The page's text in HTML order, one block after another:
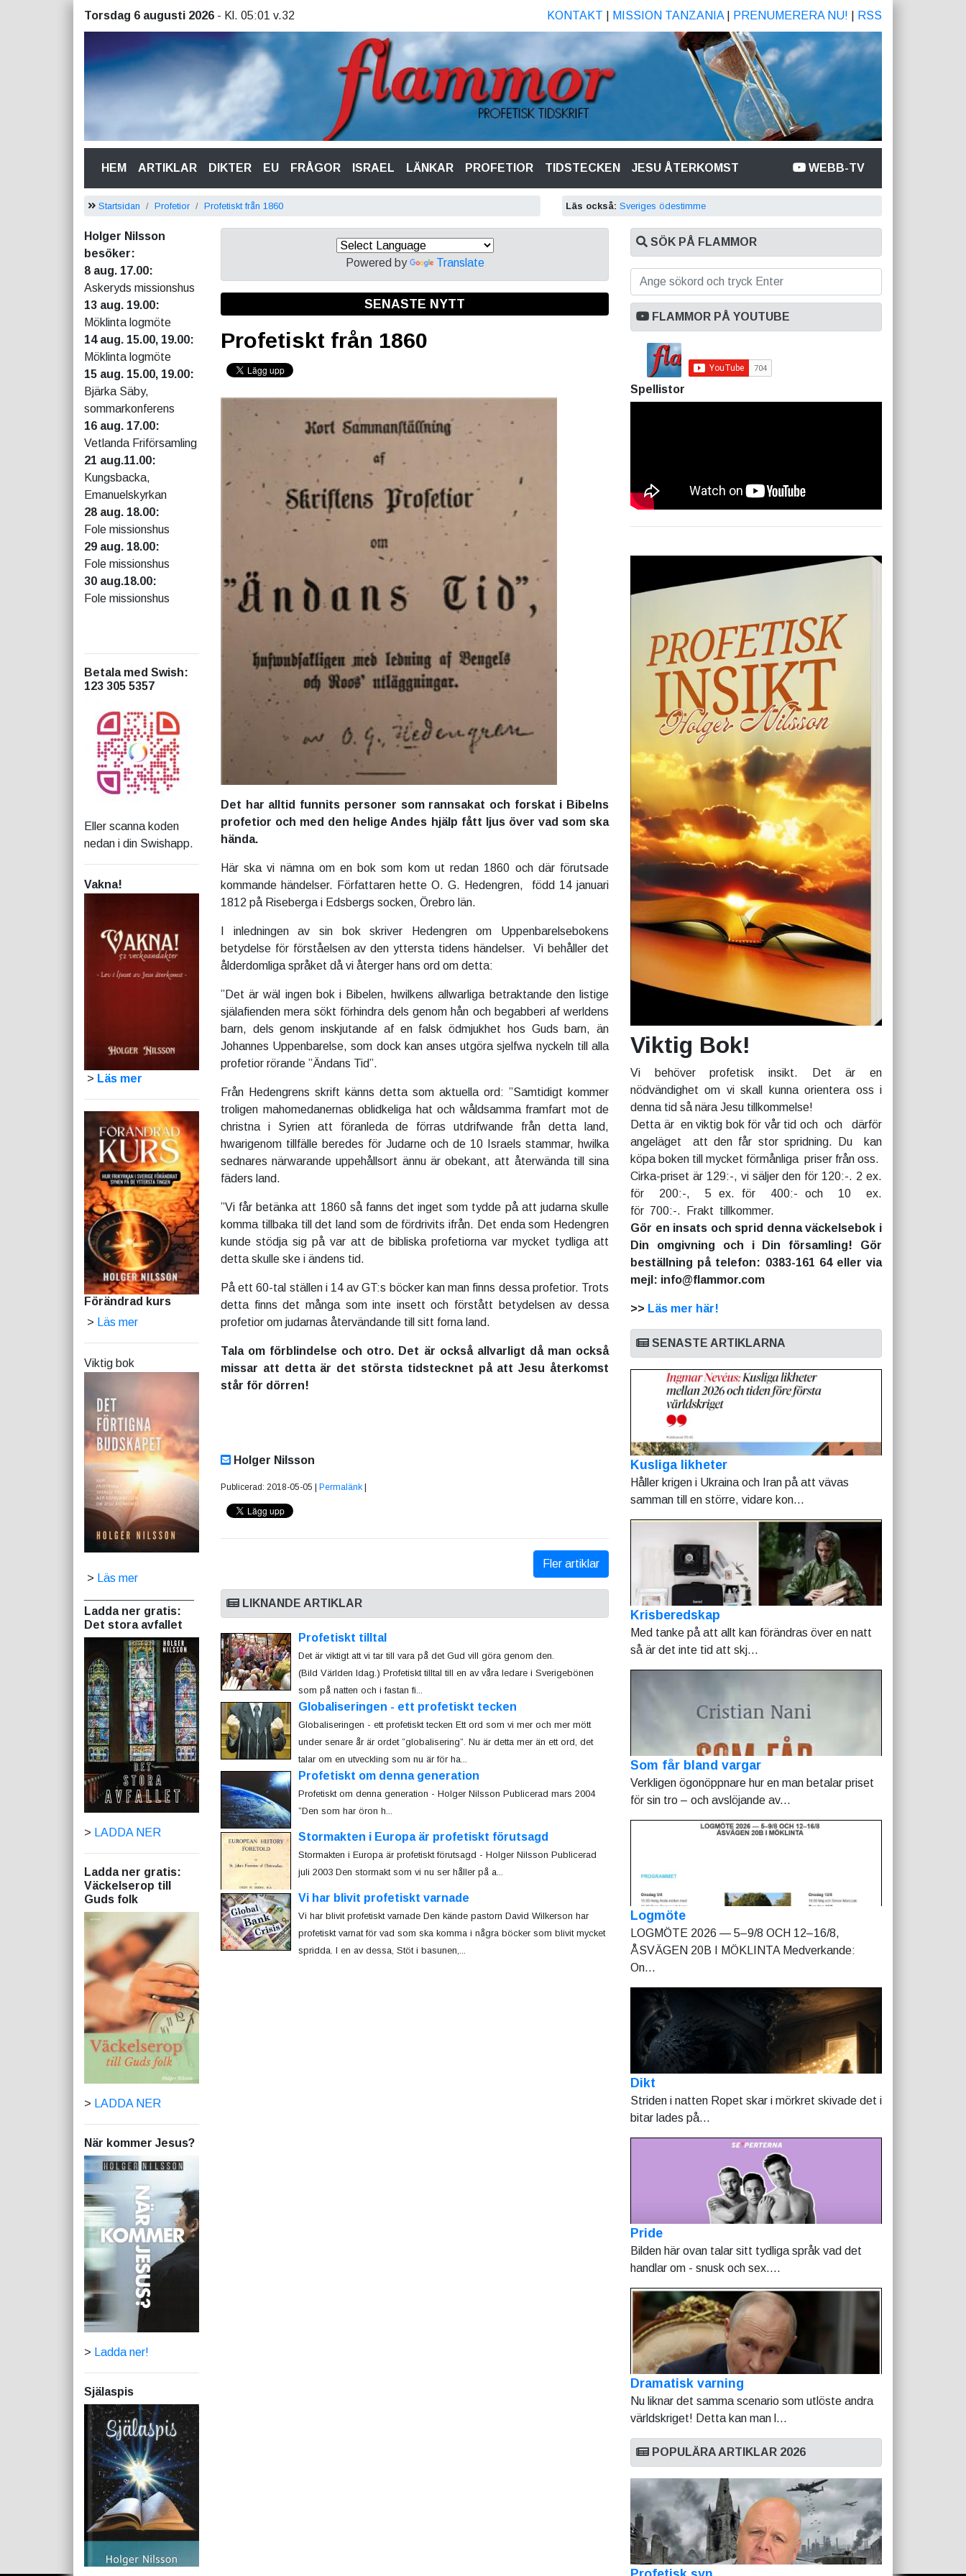
Torsdag 6 augusti 2026 - Kl. 05:01 v.32 KONTAKT MISSION TANZANIA| PRENUMERERA NU! RSS
HEM(CURRENT)
ARTIKLAR DIKTER EU FRÅGOR ISRAEL LÄNKAR PROFETIOR TIDSTECKEN JESU ÅTERKOMST WEBB-TV
Startsidan Profetior Profetiskt från 1860 Läs också: Sveriges ödestimme
Holger Nilsson
besöker:
8 aug. 17.00:
Askeryds missionshus
13 aug. 19.00:
Möklinta logmöte
14 aug. 15.00, 19.00:
Möklinta logmöte
15 aug. 15.00, 19.00:
Bjärka Säby,
sommarkonferens
16 aug. 17.00:
Vetlanda Friförsamling
21 aug.11.00:
Kungsbacka,
Emanuelskyrkan
28 aug. 18.00:
Fole missionshus
29 aug. 18.00:
Fole missionshus
30 aug.18.00:
Fole missionshus
Betala med Swish:
123 305 5357
Eller scanna koden
nedan i din Swishapp.
Vakna!
> Läs mer
Förändrad kurs
> Läs mer
Viktig bok
> Läs mer
Ladda ner gratis:
Det stora avfallet
> LADDA NER
Ladda ner gratis:
Väckelserop till
Guds folk
> LADDA NER
När kommer Jesus?
> Ladda ner!
Själaspis
Powered by Translate
SENASTE NYTT
Profetiskt från 1860
Det har alltid funnits personer som rannsakat och forskat i Bibelns
profetior och med den helige Andes hjälp fått ljus över vad som ska
hända.
Här ska vi nämna om en bok som kom ut redan 1860 och där förutsade
kommande händelser. Författaren hette O. G. Hedengren, född 14 januari
1812 på Riseberga i Edsbergs socken, Örebro län.
I inledningen av sin bok skriver Hedengren om Uppenbarelsebokens
betydelse för förståelsen av den yttersta tidens händelser. Vi behåller det
ålderdomliga språket då vi återger hans ord om detta:
”Det är wäl ingen bok i Bibelen, hwilkens allwarliga betraktande den listige
själafienden mera sökt förhindra dels genom hån och begabberi af werldens
barn, dels genom inskjutande af en falsk ödmjukhet hos Guds barn, än
Johannes Uppenbarelse, som dock kan anses utgöra sjelfwa nyckeln till alla
profetior rörande ”Ändans Tid”.
Från Hedengrens skrift känns detta som aktuella ord: ”Samtidigt kommer
troligen mahomedanernas oblidkeliga hat och wåldsamma framfart mot de
christna i Syrien att föranleda de förras utdrifwande från detta land,
hwarigenom tillfälle beredes för Judarne och de 10 Israels stammar, hwilka
sednares närwarande uppehållsort ännu är obekant, att återwända till sina
fäders land.
”Vi får betänka att 1860 så fanns det inget som tydde på att judarna skulle
komma tillbaka till det land som de fördrivits ifrån. Det enda som Hedengren
kunde stödja sig på var att de bibliska profetiorna var mycket tydliga att
detta skulle ske i ändens tid.
På ett 60-tal ställen i 14 av GT:s böcker kan man finns dessa profetior. Trots
detta finns det många som inte insett och förstått betydelsen av dessa
profetior om judarnas återvändande till sitt forna land.
Tala om förblindelse och otro. Det är också allvarligt då man också
missar att detta är det största tidstecknet på att Jesu återkomst
står för dörren!
Holger Nilsson
Publicerad: 2018-05-05 | Permalänk
Fler artiklar
LIKNANDE ARTIKLAR
Profetiskt tilltal
Det är viktigt att vi tar till vara på det Gud vill göra genom den.
(Bild Världen Idag.) Profetiskt tilltal till en av våra ledare i Sverigebönen
som på natten och i fastan fi...
Globaliseringen - ett profetiskt tecken
Globaliseringen - ett profetiskt tecken Ett ord som vi mer och mer mött
under senare år är ordet ”globalisering”. Nu är detta mer än ett ord, det
talar om en utveckling som nu är för ha...
Profetiskt om denna generation
Profetiskt om denna generation - Holger Nilsson Publicerad mars 2004
”Den som har öron h...
Stormakten i Europa är profetiskt förutsagd
Stormakten i Europa är profetiskt förutsagd - Holger Nilsson Publicerad
juli 2003 Den stormakt som vi nu ser håller på a...
Vi har blivit profetiskt varnade
Vi har blivit profetiskt varnade Den kände pastorn David Wilkerson har
profetiskt varnat för vad som ska komma i några böcker som blivit mycket
spridda. I en av dessa, Stöt i basunen,...
SÖK PÅ FLAMMOR
FLAMMOR PÅ YOUTUBE
Spellistor
Viktig Bok!
Vi behöver profetisk insikt. Det är en
nödvändighet om vi skall kunna orientera oss i
denna tid så nära Jesu tillkommelse!
Detta är en viktig bok för vår tid och och därför
angeläget att den får stor spridning. Du kan
köpa boken till mycket förmånliga priser från oss.
Cirka-priset är 129:-, vi säljer den för 120:-. 2 ex.
för 200:-, 5 ex. för 400:- och 10 ex.
för 700:-. Frakt tillkommer.
Gör en insats och sprid denna väckelsebok i
Din omgivning och i Din församling! Gör
beställning på telefon: 0383-161 64 eller via
mejl: info@flammor.com
>> Läs mer här!
SENASTE ARTIKLARNA
Kusliga likheter
Håller krigen i Ukraina och Iran på att vävas
samman till en större, vidare kon...
Krisberedskap
Med tanke på att allt kan förändras över en natt
så är det inte tid att skj...
Som får bland vargar
Verkligen ögonöppnare hur en man betalar priset
för sin tro – och avslöjande av...
Logmöte
LOGMÖTE 2026 — 5–9/8 OCH 12–16/8,
ÅSVÄGEN 20B I MÖKLINTA Medverkande:
On...
Dikt
Striden i natten Ropet skar i mörkret skivade det i
bitar lades på...
Pride
Bilden här ovan talar sitt tydliga språk vad det
handlar om - snusk och sex....
Dramatisk varning
Nu liknar det samma scenario som utlöste andra
världskriget! Detta kan man l...
POPULÄRA ARTIKLAR 2026